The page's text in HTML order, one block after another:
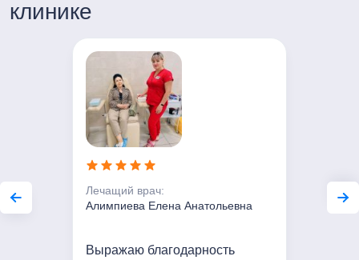
Пн-Пт с 7:00 до 21:00
Сб-Вс с 8:00 до 20:00
клинике
Лечащий врач:
Алимпиева Елена Анатольевна
Выражаю благодарность